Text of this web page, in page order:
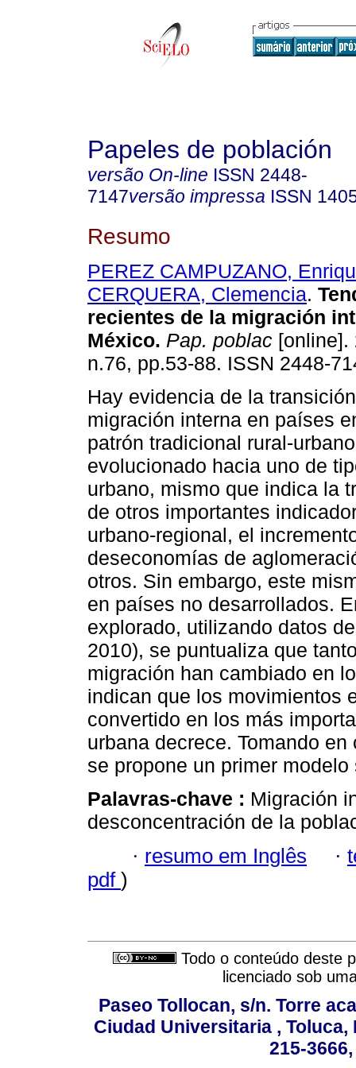
Papeles de población
versão On-line ISSN 2448-
7147versão impressa ISSN
Resumo
PEREZ CAMPUZANO,
CERQUERA, Clemencia.
recientes de la migración
México. Pap. poblac [online].
n.76, pp.53-88. ISSN 2448-
Hay evidencia de la
migración interna en países
patrón tradicional rural-
evolucionado hacia uno de
urbano, mismo que indica la
de otros importantes
urbano-regional, el
deseconomías de
otros. Sin embargo, este
en países no desarrollados.
explorado, utilizando datos
2010), se puntualiza que
migración han cambiado en
indican que los movimientos
convertido en los más
urbana decrece. Tomando
se propone un primer
Palavras-chave : Migración
desconcentración de la
· resumo em Inglês ·
pdf )
Todo o conteúdo deste
licenciado sob
Paseo Tollocan, s/n. Torre
Ciudad Universitaria , Toluca,
215-